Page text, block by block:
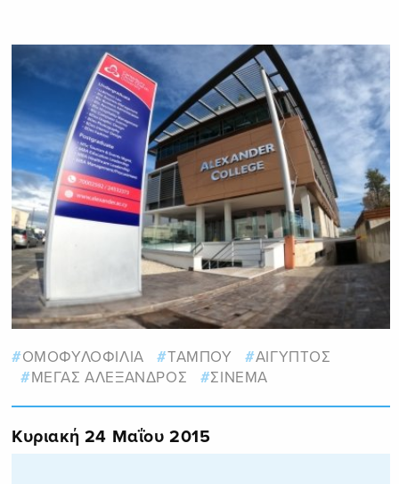
ΟΜΟΦΥΛΟΦΙΛΙΑ ΤΑΜΠΟΥ
ΑΙΓΥΠΤΟΣ
ΜΕΓΑΣ ΑΛΕΞΑΝΔΡΟΣ
ΣΙΝΕΜΑ
Κυριακή 24 Μαΐου 2015